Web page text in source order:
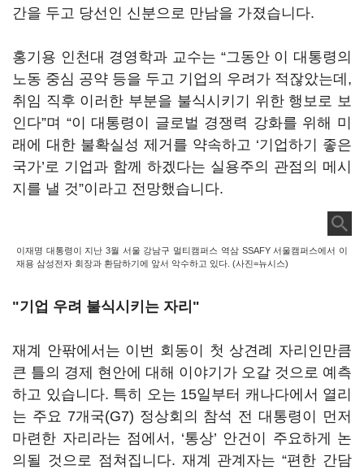
간을 두고 당선인 신분으로 만남을 가졌습니다.
홍기용 인천대 경영학과 교수는 “그동안 이 대통령의
노동 중심 공약 등을 두고 기업의 우려가 적잖았는데 ,
취임 직후 이러한 부분을 불식시키기 위한 행보로 보
인다”며 “이 대통령이 글로벌 경쟁력 강화를 위해 미
래에 대한 불확실성 제거를 약속하고 ‘기업하기 좋은
국가’로 기업과 함께 하겠다는 실용주의 관점의 메시
지를 낼 것”이라고 전망했습니다.
이재명 대통령이 지난 3월 서울 강남구 멀티캠퍼스 역삼 SSAFY 서울캠퍼스에서 이
재용 삼성전자 회장과 환담하기에 앞서 악수하고 있다. (사진=뉴시스)
"기업 우려 불식시키는 자리"
재계 안팎에서는 이번 회동이 첫 상견례 자리인만큼
큰 틀의 경제 현안에 대해 이야기가 오갈 것으로 예측
하고 있습니다. 특히 오는 15일부터 캐나다에서 열리
는 주요 7개국(G7) 정상회의 참석 전 대통령이 먼저
마련한 자리라는 점에서, ‘통상’ 안건이 주요하게 논
의될 것으로 점쳐집니다. 재계 관계자는“편한 간담